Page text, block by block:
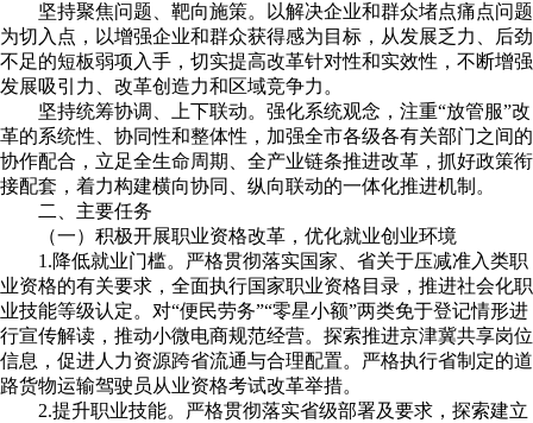
坚持聚焦问题、靶向施策。以解决企业和群众堵点痛点问题
为切入点，以增强企业和群众获得感为目标，从发展乏力、后劲
不足的短板弱项入手，切实提高改革针对性和实效性，不断增强
发展吸引力、改革创造力和区域竞争力。
坚持统筹协调、上下联动。强化系统观念，注重“放管服”改
革的系统性、协同性和整体性，加强全市各级各有关部门之间的
协作配合，立足全生命周期、全产业链条推进改革，抓好政策衔
接配套，着力构建横向协同、纵向联动的一体化推进机制。
二、主要任务
（一）积极开展职业资格改革，优化就业创业环境
1.降低就业门槛。严格贯彻落实国家、省关于压减准入类职
业资格的有关要求，全面执行国家职业资格目录，推进社会化职
业技能等级认定。对“便民劳务”“零星小额”两类免于登记情形进
行宣传解读，推动小微电商规范经营。探索推进京津冀共享岗位
信息，促进人力资源跨省流通与合理配置。严格执行省制定的道
路货物运输驾驶员从业资格考试改革举措。
2.提升职业技能。严格贯彻落实省级部署及要求，探索建立